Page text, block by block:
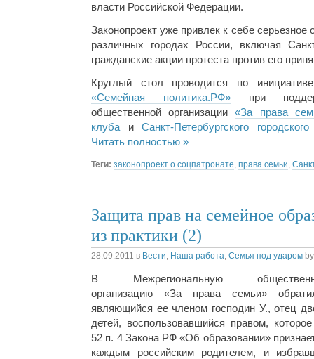
власти Российской Федерации.
Законопроект уже привлек к себе
различных городах России, включая
гражданские акции протеста против его
Круглый стол проводится по
«Семейная политика.РФ»при
общественной организации«За права
клуба иСанкт-Петербургского
Читать полностью »
Теги: законопроект о соцпатронате права семьи
Защита прав на семейное
из практики (2)
28.09.2011 в Вести, Наша работа, Семья под ударом
В Межрегиональную
организацию «За права семьи»
являющийся ее членом господин У., отец
детей, воспользовавшийся правом, которое
52 п. 4 Закона РФ «Об образовании»
каждым российским родителем, и